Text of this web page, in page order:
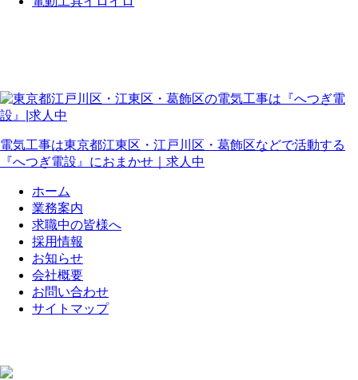
電気工事は東京都江東区・江戸川区・葛飾区などで活動する
『へつぎ電設』におまかせ｜求人中
ホーム
業務案内
求職中の皆様へ
採用情報
お知らせ
会社概要
お問い合わせ
サイトマップ